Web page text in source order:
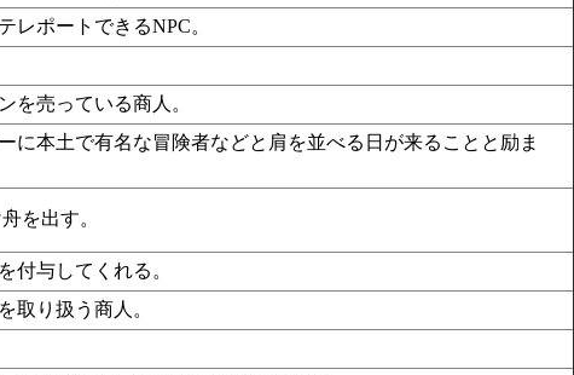
レポートできるNPC。
を売っている商人。
に本土で有名な冒険者などと肩を並べる日が来ることと励ま
を出す。
付与してくれる。
取り扱う商人。